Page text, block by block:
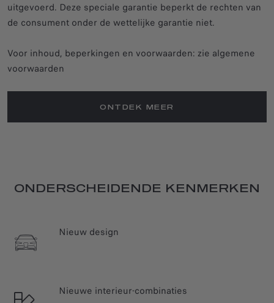
uitgevoerd. Deze speciale garantie beperkt de rechten van
de consument onder de wettelijke garantie niet.
Voor inhoud, beperkingen en voorwaarden: zie algemene
voorwaarden
ONTDEK MEER
ONDERSCHEIDENDE KENMERKEN
Nieuw design
Nieuwe interieur-combinaties